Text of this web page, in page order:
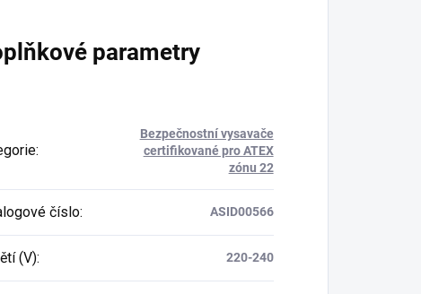
parametry
:
Bezpečnostní vysavače
certifikované pro ATEX
zónu 22
číslo: ASID00566
(V): 220-240